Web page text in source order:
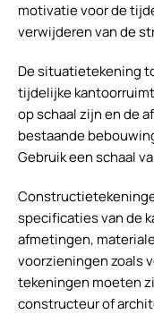
motivatie voor de
verwijderen van de
De situatietekening
tijdelijke
op schaal zijn en de
bestaande
Gebruik een schaal
specificaties van de
afmetingen,
voorzieningen zoals
tekeningen moeten
constructeur of